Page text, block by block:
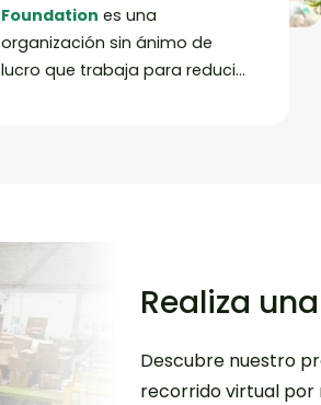
Foundation es una
organización sin ánimo de
lucro que trabaja para reducir
Realiza
Descubre nuestro
recorrido virtual por